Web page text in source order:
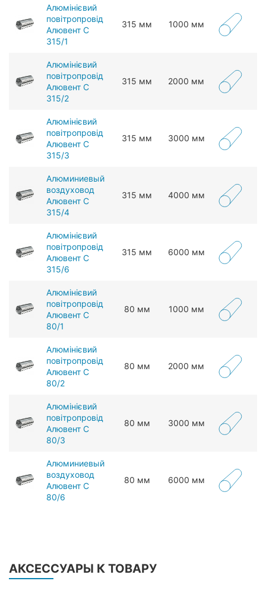
Алюмінієвий
повітропровід
Алювент С
315/1
315 мм 1000 мм
Алюмінієвий
повітропровід
Алювент С
315/2
315 мм 2000 мм
Алюмінієвий
повітропровід
Алювент С
315/3
315 мм 3000 мм
Алюминиевый
воздуховод
Алювент С
315/4
315 мм 4000 мм
Алюмінієвий
повітропровід
Алювент С
315/6
315 мм 6000 мм
Алюмінієвий
повітропровід
Алювент С
80/1
80 мм 1000 мм
Алюмінієвий
повітропровід
Алювент С
80/2
80 мм 2000 мм
Алюмінієвий
повітропровід
Алювент С
80/3
80 мм 3000 мм
Алюминиевый
воздуховод
Алювент С
80/6
80 мм 6000 мм
АКСЕССУАРЫ К ТОВАРУ